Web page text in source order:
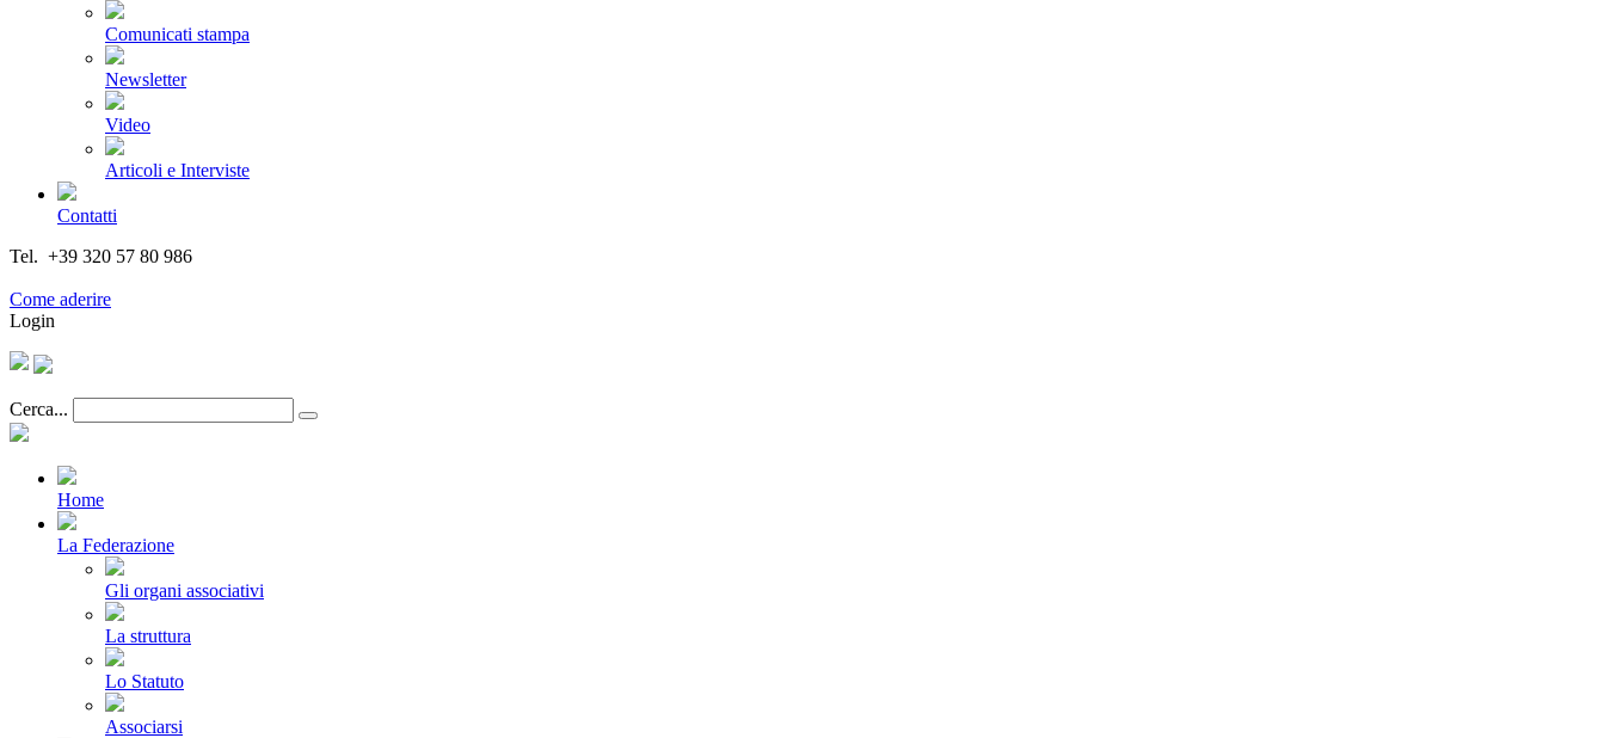
Comunicati stampa
Newsletter
Video
Articoli e Interviste
Contatti
Tel. +39 320 57 80 986
Come aderire
Login
Cerca...
Home
La Federazione
Gli organi associativi
La struttura
Lo Statuto
Associarsi